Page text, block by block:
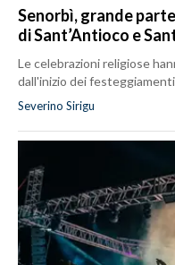
Senorbì, grande
di Sant’Antioco e
Le celebrazioni religiose
dall'inizio dei festeggiamenti
Severino Sirigu